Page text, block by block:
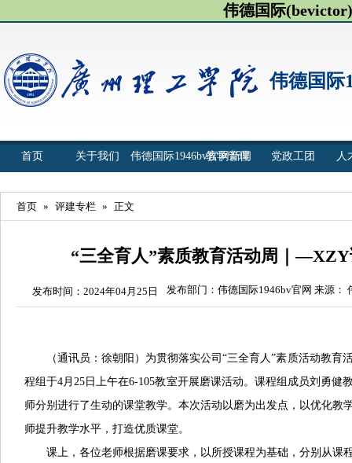
伟德国际
伟德国际
首页 关于我们 伟德国际1946bv官网新闻
教学管理 党政工团 人
首页 » 评建专栏 » 正文
“三全育人”素质教育活动周｜
发布时间：2024年04月25日 发布部门：伟德国际1946bv官网 来源：
（通讯员：徐朝阳）为贯彻落实公司“三全育人”素质活动教
程组于4月25日上午在6-105教室开展磨课活动。课程组成员刘勇健
师分别进行了生动的课堂教学。本次活动以磨为出发点，以优化教
师提升教学水平，打造优质课堂。
课上，各位老师根据磨课要求，以所授课程为基础，分别从课